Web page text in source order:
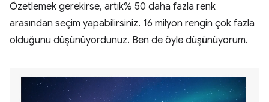
Özetlemek gerekirse, artık% 50 daha fazla renk
arasından seçim yapabilirsiniz. 16 milyon rengin çok fazla
olduğunu düşünüyordunuz. Ben de öyle düşünüyorum.